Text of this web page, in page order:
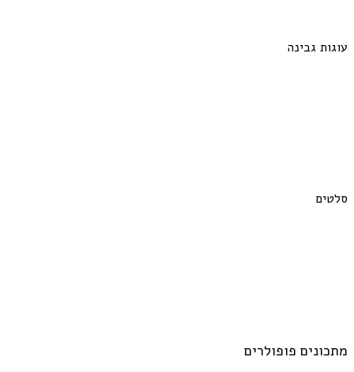
עוגות גבינה
סלטים
מתכונים פופולרים